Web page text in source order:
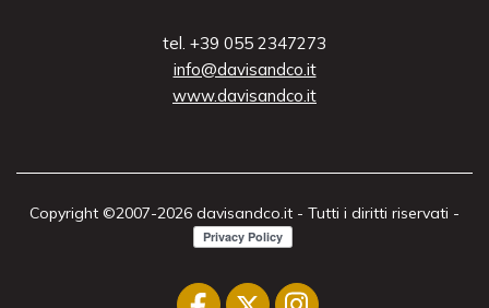
tel. +39 055 2347273
info@davisandco.it
www.davisandco.it
Copyright ©2007-2026 davisandco.it - Tutti i diritti riservati -